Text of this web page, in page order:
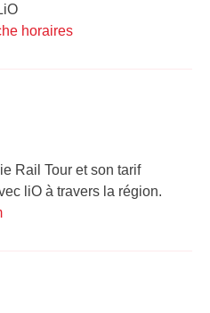
horaires
Rail Tour et son tarif
liO à travers la région.